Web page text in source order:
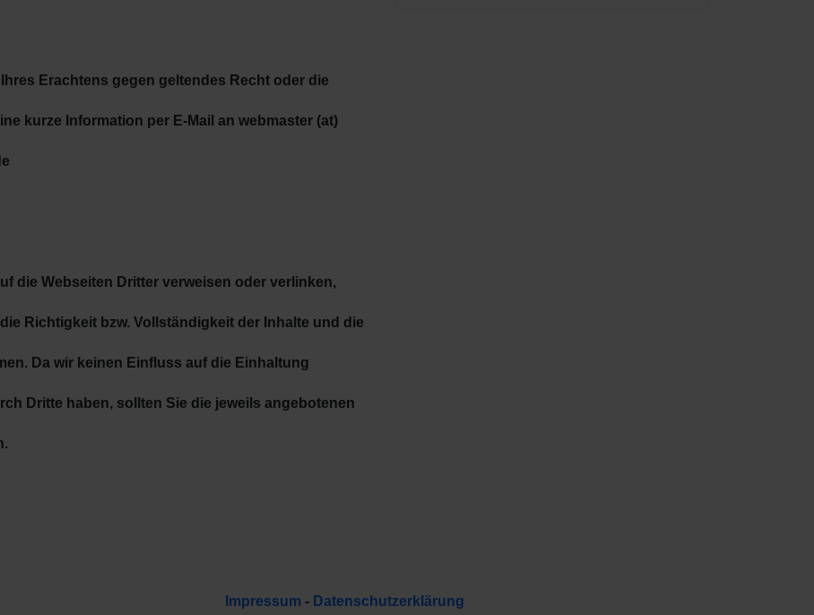
Erachtens gegen geltendes Recht oder die
kurze Information per E-Mail an webmaster (at)
die Webseiten Dritter verweisen oder verlinken,
Richtigkeit bzw. Vollständigkeit der Inhalte und die
Da wir keinen Einfluss auf die Einhaltung
Dritte haben, sollten Sie die jeweils angebotenen
Impressum - Datenschutzerklärung